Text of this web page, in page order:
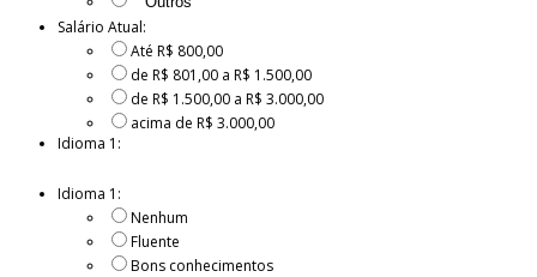
Salário Atual:
Até R$ 800,00
de R$ 801,00 a R$ 1.500,00
de R$ 1.500,00 a R$ 3.000,00
acima de R$ 3.000,00
Idioma 1:
Idioma 1:
Nenhum
Fluente
Bons conhecimentos